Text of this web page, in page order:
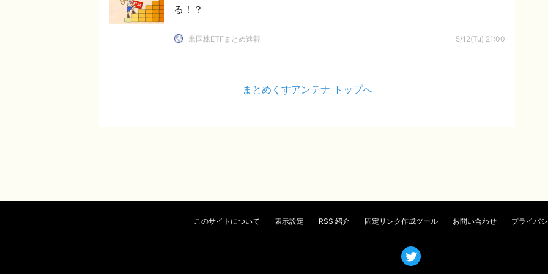
る！？
米国株ETFまとめ速報 5/12(Tu) 21:00
まとめくすアンテナ トップへ
このサイトについて 表示設定 RSS 紹介 固定リンク作成ツール お問い合わせ プライバ